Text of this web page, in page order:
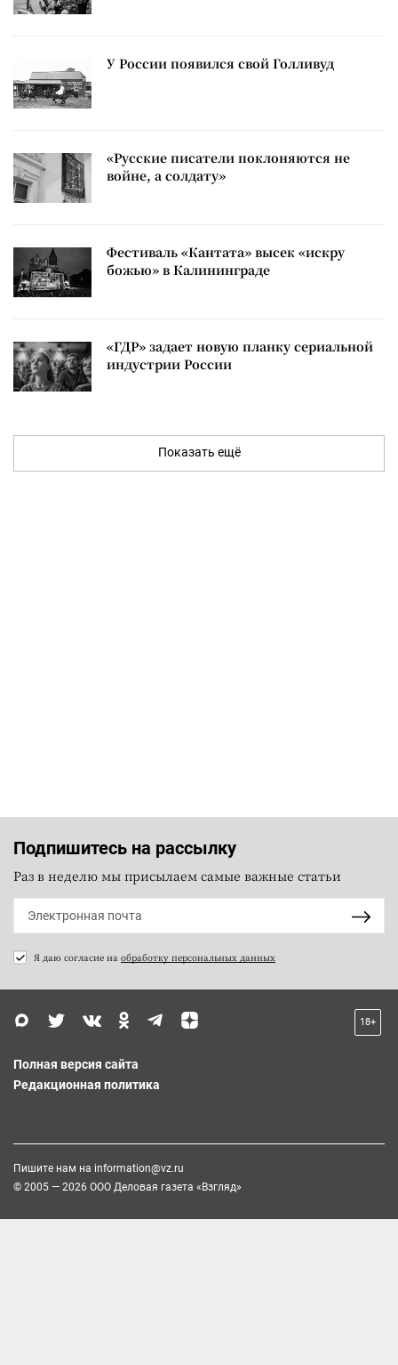
У России появился свой Голливуд
«Русские писатели поклоняются не
войне, а солдату»
Фестиваль «Кантата» высек «искру
божью» в Калининграде
«ГДР» задает новую планку сериальной
индустрии России
Показать ещё
Подпишитесь на рассылку
Раз в неделю мы присылаем самые важные статьи
Я даю согласие на обработку персональных данных
18+
Полная версия сайта
Редакционная политика
Пишите нам на information@vz.ru
© 2005 — 2026 ООО Деловая газета «Взгляд»